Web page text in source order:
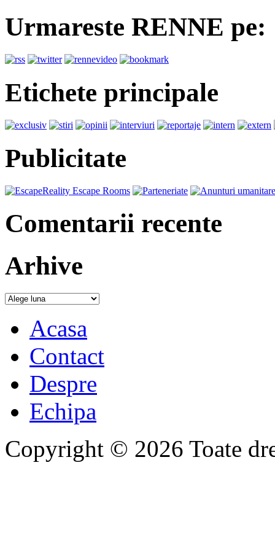
Urmareste RENNE pe:
Etichete principale
Publicitate
Comentarii recente
Arhive
Acasa
Contact
Despre
Echipa
Copyright © 2026 Toate